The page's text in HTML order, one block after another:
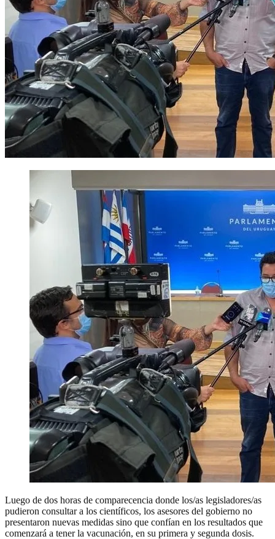
Luego de dos horas de comparecencia donde los/as legisladores/as
pudieron consultar a los científicos, los asesores del gobierno no
presentaron nuevas medidas sino que confían en los resultados que
comenzará a tener la vacunación, en su primera y segunda dosis.